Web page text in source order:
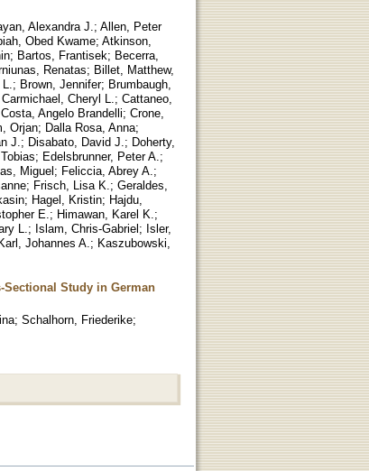
Alexandra J. ; Allen, Peter
Obed Kwame; Atkinson,
; Bartos, Frantisek; Becerra,
Renatas; Billet, Matthew,
; Brown, Jennifer; Brumbaugh,
Carmichael, Cheryl L. ; Cattaneo,
Costa, Angelo Brandelli; Crone,
Orjan; Dalla Rosa, Anna;
J. ; Disabato, David J. ; Doherty,
; Edelsbrunner, Peter A. ;
Miguel; Feliccia, Abrey A. ;
; Frisch, Lisa K. ; Geraldes,
; Hagel, Kristin; Hajdu,
E. ; Himawan, Karel K. ;
L. ; Islam, Chris-Gabriel; Isler,
Johannes A. ; Kaszubowski,
Study in German
; Schalhorn, Friederike;